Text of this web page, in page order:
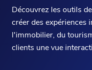
Découvrez les outils
créer des expériences
l'immobilier, du
clients une vue